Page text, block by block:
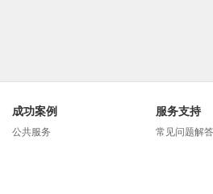
成功案例
公共服务
服务支持
常见问题解答